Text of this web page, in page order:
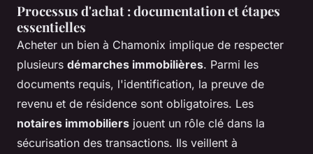
Processus d'achat : documentation et étapes
essentielles
Acheter un bien à Chamonix implique de respecter
plusieurs démarches immobilières. Parmi les
documents requis, l'identification, la preuve de
revenu et de résidence sont obligatoires. Les
notaires immobiliers jouent un rôle clé dans la
sécurisation des transactions. Ils veillent à